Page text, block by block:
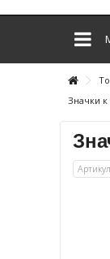
Значки к